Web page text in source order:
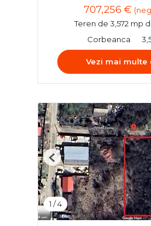
707,256 €
Teren de 3,572 mp
Corbeanca
Vezi mai multe
1 /4
Previous